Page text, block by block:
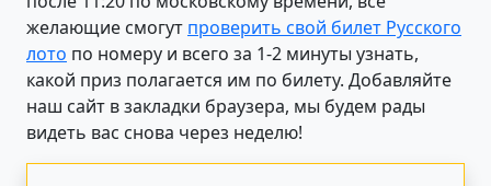
желающие смогут проверить свой билет Русского
лото по номеру и всего за 1-2 минуты узнать,
какой приз полагается им по билету. Добавляйте
наш сайт в закладки браузера, мы будем рады
видеть вас снова через неделю!